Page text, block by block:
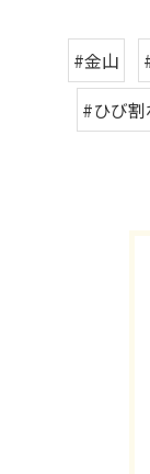
#金山
#ひび